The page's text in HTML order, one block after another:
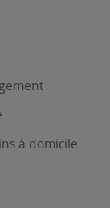
à domicile